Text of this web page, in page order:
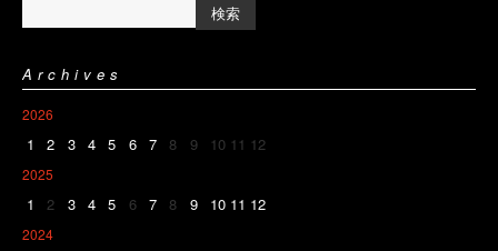
Archives
2026
1 2 3 4 5 6 7 8 9 10 11 12
2025
1 2 3 4 5 6 7 8 9 10 11 12
2024